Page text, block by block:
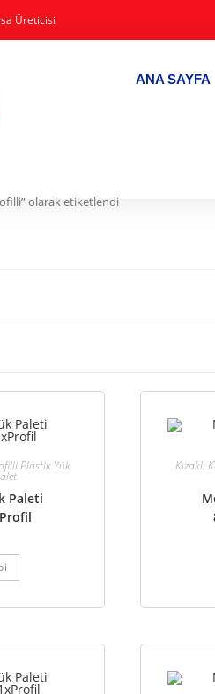
Üreticisi
ANA SAYFA
olarak etiketlendi
Plastik Yük
Paleti
Kızaklı